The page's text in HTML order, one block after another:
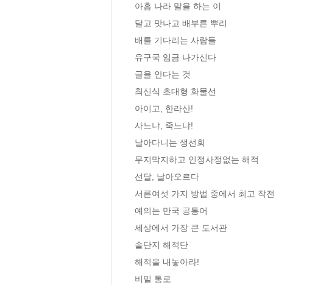
아홉 나라 말을 하는 이
달고 맛나고 배부른 뿌리
배를 기다리는 사람들
유구국 임금 나가신다
글을 안다는 것
최신식 초대형 화물선
아이고, 한라산!
사느냐, 죽느냐!
날아다니는 생선회
무지막지하고 인정사정없는 해적
선달, 날아오르다
서른여섯 가지 방법 중에서 최고 작전
예의는 만국 공통어
세상에서 가장 큰 도서관
솥단지 해적단
해적을 내놓아라!
비밀 통로